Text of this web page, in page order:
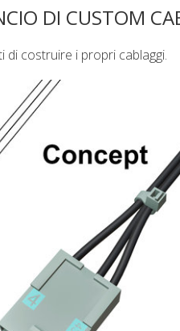
DI CUSTOM
costruire i propri cablaggi.